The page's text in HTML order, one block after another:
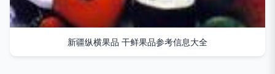
新疆纵横果品 干鲜果品参考信息大全